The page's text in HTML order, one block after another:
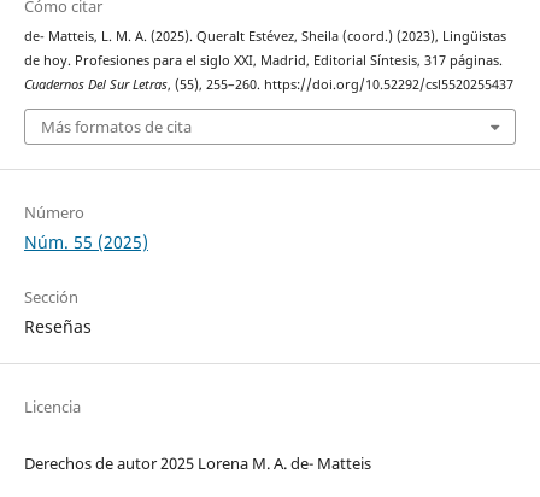
Cómo citar
de- Matteis, L. M. A. (2025). Queralt Estévez, Sheila (coord.) (2023), Lingüistas
de hoy. Profesiones para el siglo XXI, Madrid, Editorial Síntesis, 317 páginas.
Cuadernos Del Sur Letras, (55), 255–260. https://doi.org/10.52292/csl5520255437
Más formatos de cita
Número
Núm. 55 (2025)
Sección
Reseñas
Licencia
Derechos de autor 2025 Lorena M. A. de- Matteis